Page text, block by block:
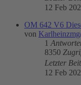
12 Feb
OM 642 V6
von
1
8350
Letzter
12 Feb